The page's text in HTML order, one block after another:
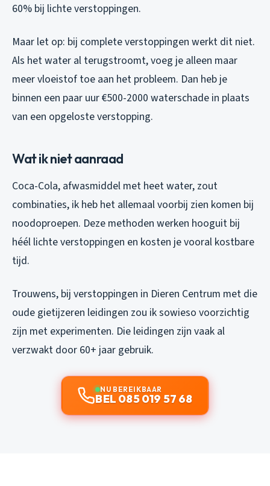
60% bij lichte verstoppingen.
Maar let op: bij complete verstoppingen werkt dit niet.
Als het water al terugstroomt, voeg je alleen maar
meer vloeistof toe aan het probleem. Dan heb je
binnen een paar uur €500-2000 waterschade in plaats
van een opgeloste verstopping.
Wat ik niet aanraad
Coca-Cola, afwasmiddel met heet water, zout
combinaties, ik heb het allemaal voorbij zien komen bij
noodoproepen. Deze methoden werken hooguit bij
héél lichte verstoppingen en kosten je vooral kostbare
tijd.
Trouwens, bij verstoppingen in Dieren Centrum met die
oude gietijzeren leidingen zou ik sowieso voorzichtig
zijn met experimenten. Die leidingen zijn vaak al
verzwakt door 60+ jaar gebruik.
NU BEREIKBAAR
BEL 085 019 57 68